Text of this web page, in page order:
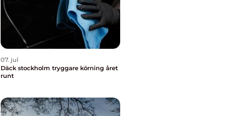
07. jul
Däck stockholm tryggare körning året
runt